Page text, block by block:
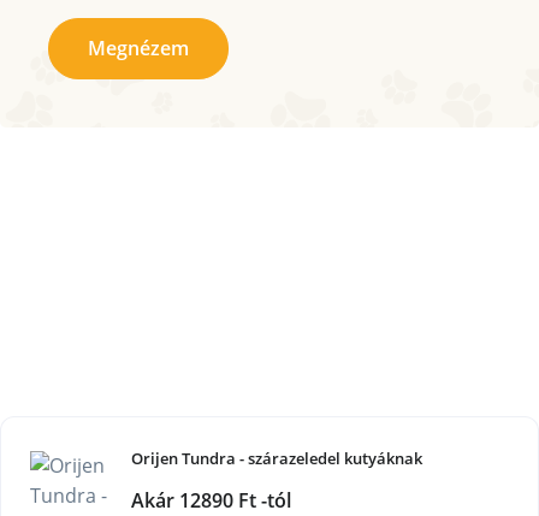
Megnézem
Orijen Tundra - szárazeledel kutyáknak
Akár 12890 Ft -tól